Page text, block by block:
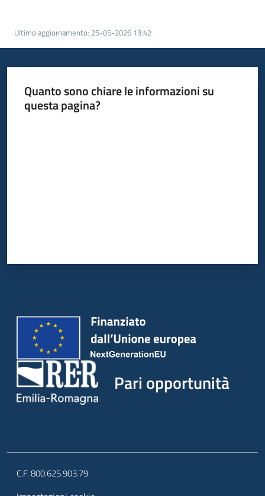
Ultimo aggiornamento: 25-05-2026 13:42
Quanto sono chiare le informazioni su
questa pagina?
Pari opportunità
C.F. 800.625.903.79